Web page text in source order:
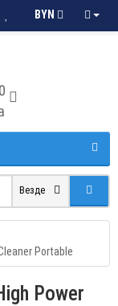
BYN
Везде
Portable
Power